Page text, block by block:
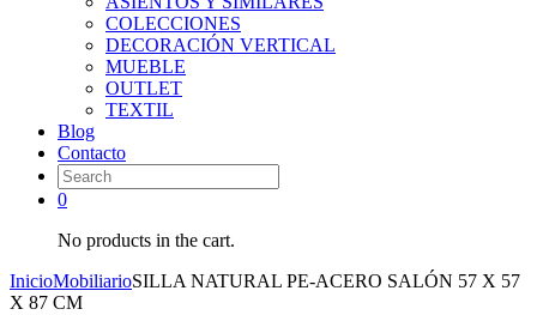
COLECCIONES
DECORACIÓN VERTICAL
MUEBLE
OUTLET
TEXTIL
Blog
Contacto
0
No products in the cart.
InicioMobiliarioSILLA NATURAL PE-ACERO SALÓN 57 X 57
X 87 CM